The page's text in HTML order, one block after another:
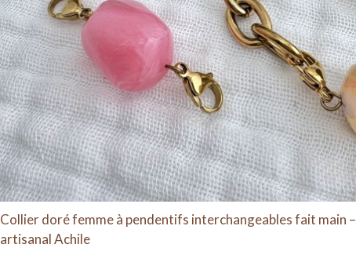
Collier doré femme à pendentifs interchangeables fait main
artisanal Achile